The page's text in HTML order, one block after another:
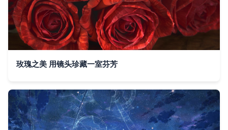
玫瑰之美 用镜头珍藏一室芬芳